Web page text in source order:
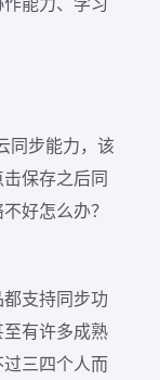
同步能力，该
保存之后同
好怎么办？
支持同步功
有许多成熟
三四个人而